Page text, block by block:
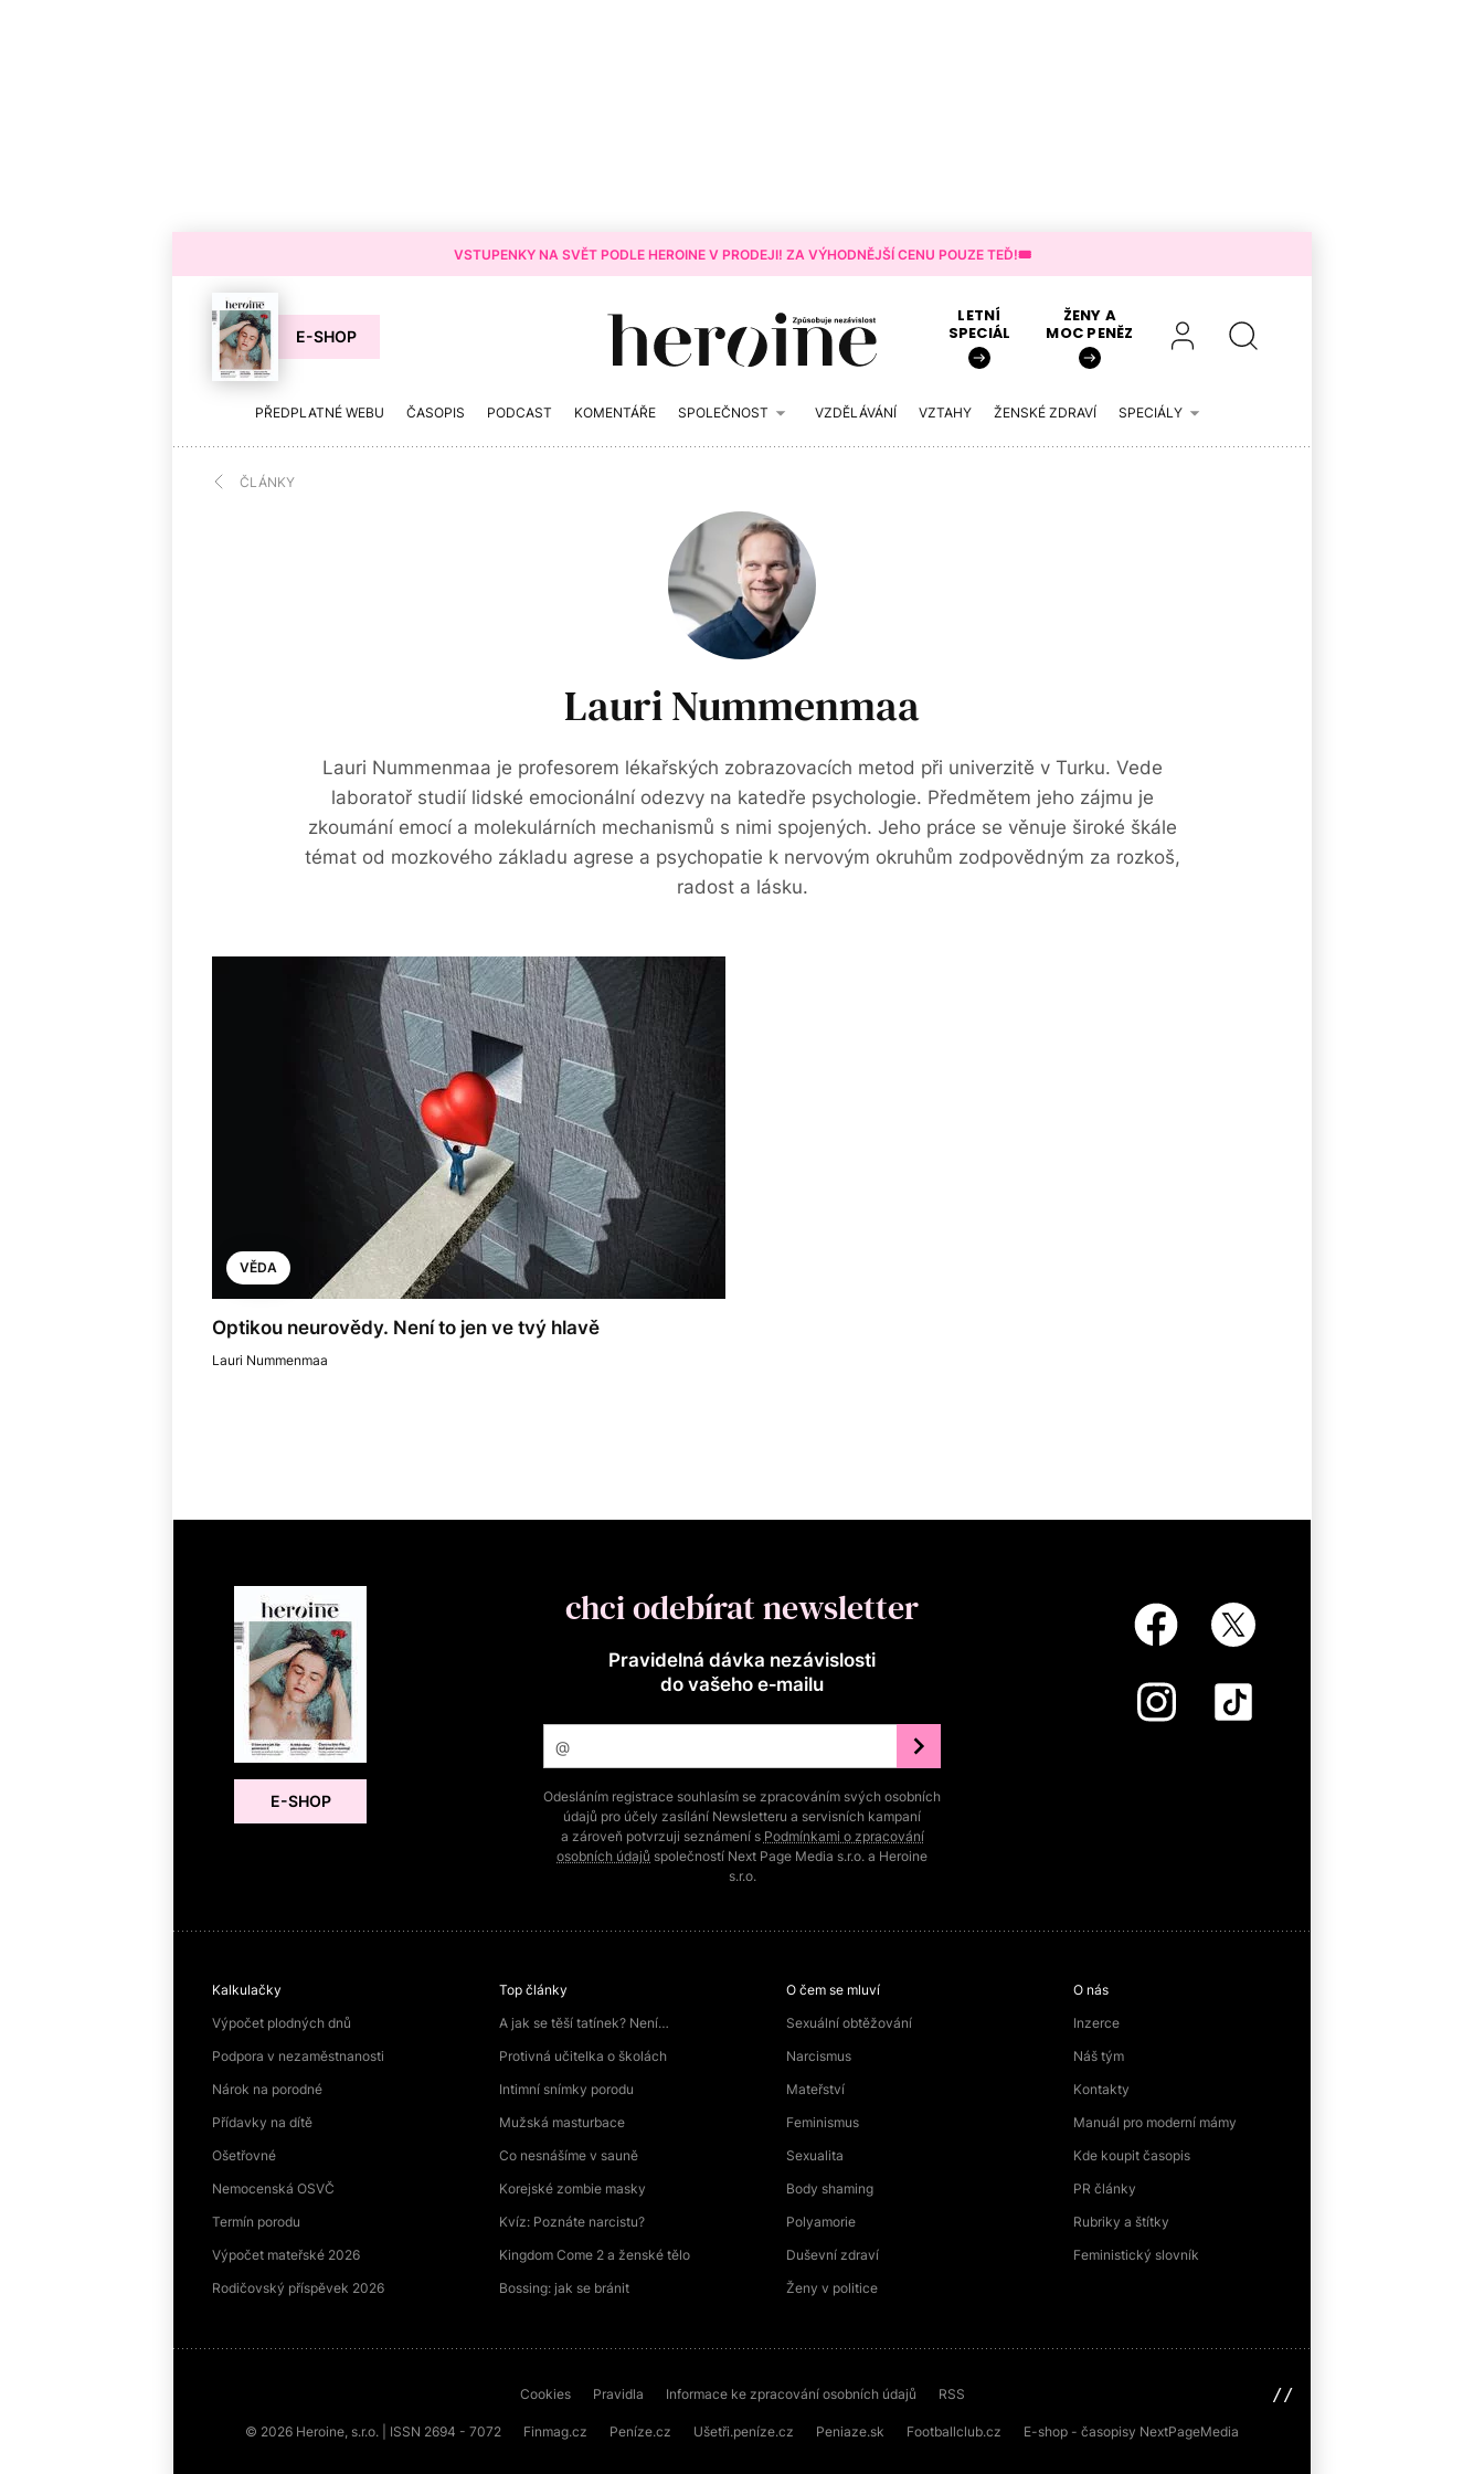
VSTUPENKY NA SVĚT PODLE HEROINE V PRODEJI! ZA VÝHODNĚJŠÍ CENU POUZE TEĎ!🎟️
E-SHOP
LETNÍ
SPECIÁL
ŽENY A
MOC PENĚZ
PŘEDPLATNÉ WEBU ČASOPIS PODCAST KOMENTÁŘE SPOLEČNOST VZDĚLÁVÁNÍ VZTAHY ŽENSKÉ ZDRAVÍ SPECIÁLY
ČLÁNKY
Lauri Nummenmaa
Lauri Nummenmaa je profesorem lékařských zobrazovacích metod při univerzitě v Turku. Vede
laboratoř studií lidské emocionální odezvy na katedře psychologie. Předmětem jeho zájmu je
zkoumání emocí a molekulárních mechanismů s nimi spojených. Jeho práce se věnuje široké škále
témat od mozkového základu agrese a psychopatie k nervovým okruhům zodpovědným za rozkoš,
radost a lásku.
VĚDA
Optikou neurovědy. Není to jen ve tvý hlavě
Lauri Nummenmaa
E-SHOP
chci odebírat newsletter
Pravidelná dávka nezávislosti
do vašeho e‑mailu
Odesláním registrace souhlasím se zpracováním svých osobních
údajů pro účely zasílání Newsletteru a servisních kampaní
a zároveň potvrzuji seznámení s Podmínkami o zpracování
osobních údajů společností Next Page Media s.r.o. a Heroine
s.r.o.
Kalkulačky
Výpočet plodných dnů
Podpora v nezaměstnanosti
Nárok na porodné
Přídavky na dítě
Ošetřovné
Nemocenská OSVČ
Termín porodu
Výpočet mateřské 2026
Rodičovský příspěvek 2026
Top články
A jak se těší tatínek? Není…
Protivná učitelka o školách
Intimní snímky porodu
Mužská masturbace
Co nesnášíme v sauně
Korejské zombie masky
Kvíz: Poznáte narcistu?
Kingdom Come 2 a ženské tělo
Bossing: jak se bránit
O čem se mluví
Sexuální obtěžování
Narcismus
Mateřství
Feminismus
Sexualita
Body shaming
Polyamorie
Duševní zdraví
Ženy v politice
O nás
Inzerce
Náš tým
Kontakty
Manuál pro moderní mámy
Kde koupit časopis
PR články
Rubriky a štítky
Feministický slovník
Cookies Pravidla Informace ke zpracování osobních údajů RSS
© 2026 Heroine, s.r.o. | ISSN 2694 - 7072 Finmag.cz Peníze.cz Ušetři.peníze.cz Peniaze.sk Footballclub.cz E-shop - časopisy NextPageMedia